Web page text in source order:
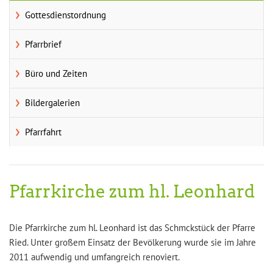
Gottesdienstordnung
Pfarrbrief
Büro und Zeiten
Bildergalerien
Pfarrfahrt
Pfarrkirche zum hl. Leonhard
Die Pfarrkirche zum hl. Leonhard ist das Schmckstück der Pfarre
Ried. Unter großem Einsatz der Bevölkerung wurde sie im Jahre
2011 aufwendig und umfangreich renoviert.